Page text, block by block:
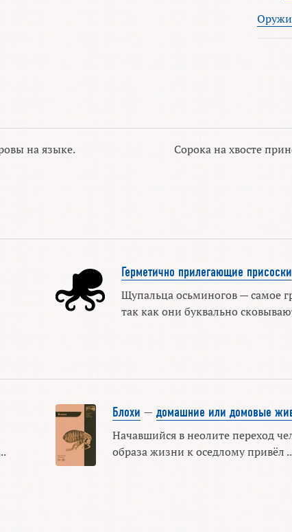
на языке. Сорока на хвосте
Герметично прилегающие присоски
Щупальца осьминогов — самое
так как они буквально
Блохи — домашние или домовые
Начавшийся в неолите переход
образа жизни к оседлому привёл